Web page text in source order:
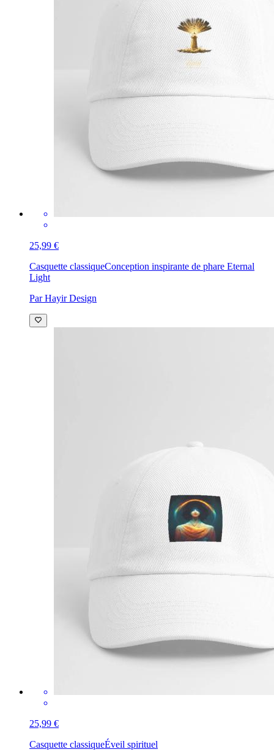
25,99 €
Casquette classiqueConception inspirante de phare Eternal
Light
Par Hayir Design
25,99 €
Casquette classiqueÉveil spirituel